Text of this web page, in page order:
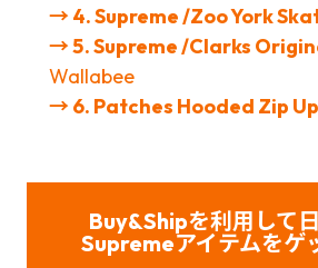
→ 4. Supreme /Zoo York
→ 5. Supreme /Clarks
Wallabee
→ 6. Patches Hooded Zip
Buy&Shipを利用して
Supremeアイテムをゲ